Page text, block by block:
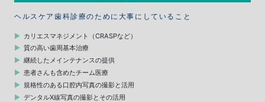
ヘルスケア歯科診療のために大事にしていること
カリエスマネジメント（CRASPなど）
質の高い歯周基本治療
継続したメインテナンスの提供
患者さんも含めたチーム医療
規格性のある口腔内写真の撮影と活用
デンタルX線写真の撮影とその活用